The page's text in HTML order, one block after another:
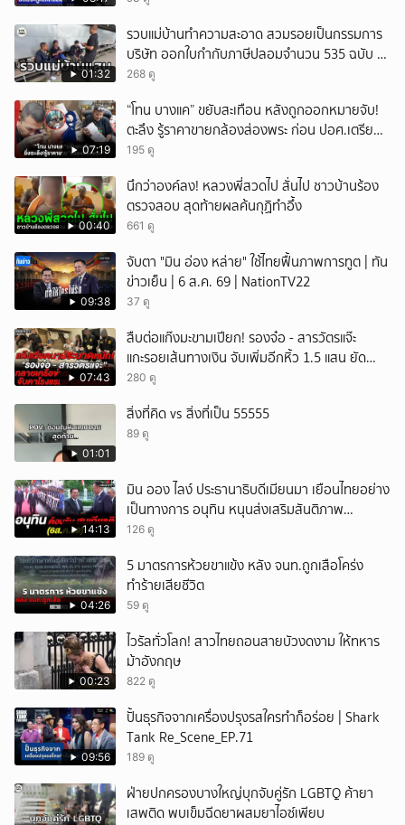
01:32
รวบแม่บ้านทำความสะอาด สวมรอยเป็นกรรมการ
บริษัท ออกใบกำกับภาษีปลอมจำนวน 535 ฉบับ รัฐ
เสียหายกว่า 129 ล้านบาท
268 ดู
07:19
“โทน บางแค” ขยับสะเทือน หลังถูกออกหมายจับ!
ตะลึง รู้ราคาขายกล้องส่องพระ ก่อน ปอศ.เตรียม
บุกรวบ?
195 ดู
00:40
นึกว่าองค์ลง! หลวงพี่สวดไป สั่นไป ชาวบ้านร้อง
ตรวจสอบ สุดท้ายผลค้นกุฏิทำอึ้ง
661 ดู
09:38
จับตา "มิน อ่อง หล่าย" ใช้ไทยฟื้นภาพการทูต | ทัน
ข่าวเย็น | 6 ส.ค. 69 | NationTV22
37 ดู
07:43
สืบต่อแก๊งมะขามเปียก! รองจ๋อ - สารวัตรแจ๊ะ
แกะรอยเส้นทางเงิน จับเพิ่มอีกหิ้ว 1.5 แสน ยัด
สินบน
280 ดู
01:01
สิ่งที่คิด vs สิ่งที่เป็น 55555
89 ดู
14:13
มิน ออง ไลง์ ประธานาธิบดีเมียนมา เยือนไทยอย่าง
เป็นทางการ อนุทิน หนุนส่งเสริมสันติภาพ
เสถียรภาพชายแดน
126 ดู
04:26
5 มาตรการห้วยขาแข้ง หลัง จนท.ถูกเสือโคร่ง
ทำร้ายเสียชีวิต
59 ดู
00:23
ไวรัลทั่วโลก! สาวไทยถอนสายบัวงดงาม ให้ทหาร
ม้าอังกฤษ
822 ดู
09:56
ปั้นธุรกิจจากเครื่องปรุงรสใครทำก็อร่อย | Shark
Tank Re_Scene_EP.71
189 ดู
ฝ่ายปกครองบางใหญ่บุกจับคู่รัก LGBTQ ค้ายา
เสพติด พบเข็มฉีดยาผสมยาไอซ์เพียบ